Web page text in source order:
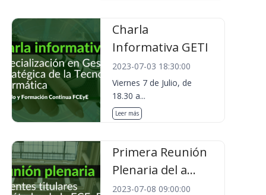
Charla
Informativa GETI
2023-07-03 18:30:00
Viernes 7 de Julio, de
18.30 a...
Leer más
Primera Reunión
Plenaria del a...
2023-07-08 09:00:00